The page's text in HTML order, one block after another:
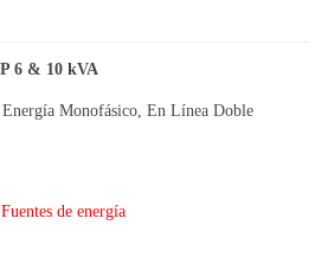
6 & 10 kVA
Monofásico, En Línea Doble
Fuentes de energía